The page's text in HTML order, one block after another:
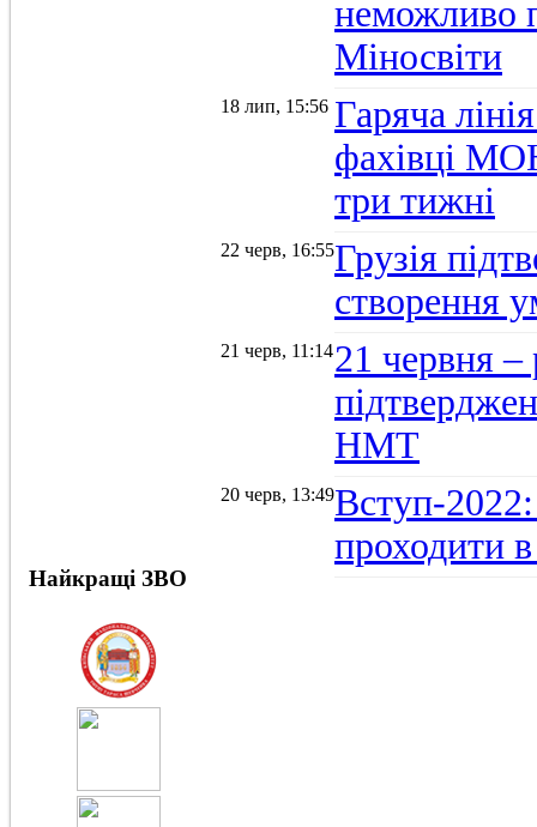
неможливо
Міносвіти
18 лип, 15:56 Гаряча
фахівці
три тижні
22 черв, 16:55Грузія
створення
21 черв, 11:1421 червня –
НМТ
20 черв, 13:49Вступ-
проходити в
Найкращі ЗВО